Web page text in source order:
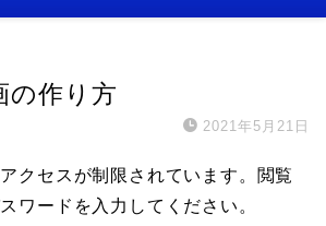
の作り方
2021年5月21日
クセスが制限されています。閲覧
ワードを入力してください。